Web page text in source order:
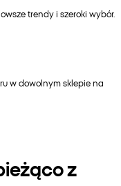
trendy i szeroki wybór.
w dowolnym sklepie na
z